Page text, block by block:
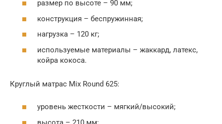
размер по высоте – 90 мм;
конструкция – беспружинная;
нагрузка – 120 кг;
используемые материалы – жаккард, латекс,
койра кокоса.
Круглый матрас Mix Round 625:
уровень жесткости – мягкий/высокий;